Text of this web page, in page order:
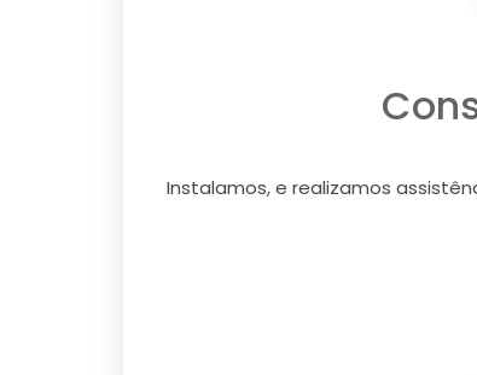
Instalamos, e realizamos